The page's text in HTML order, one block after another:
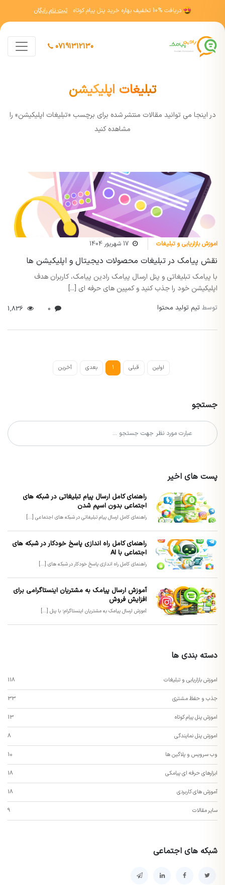
دریافت 10% تخفیف بهاره خرید پنل پیام کوتاه ثبت نام رایگان
07191312130
تبلیغات اپلیکیشن
در اينجا مي توانيد مقالات منتشر شده برای برچسب «تبلیغات اپلیکیشن» را
مشاهده کنيد
اموزش بازاریابی و تبلیغات 17 شهریور 1404
نقش پیامک در تبلیغات محصولات دیجیتال و اپلیکیشن ها
با پیامک تبلیغاتی و پنل ارسال پیامک رادین پیامک، کاربران هدف
اپلیکیشن خود را جذب کنید و کمپین های حرفه ای [...]
توسط تیم تولید محتوا
اولین قبلی 1 بعدی آخرین
جستجو
پست های اخیر
راهنمای کامل ارسال پیام تبلیغاتی در شبکه های
اجتماعی بدون اسپم شدن
راهنمای کامل ارسال پیام تبلیغاتی در شبکه های اجتماعی [...]
راهنمای کامل راه اندازی پاسخ خودکار در شبکه های
اجتماعی با AI
راهنمای کامل راه اندازی پاسخ خودکار در شبکه های [...]
آموزش ارسال پیامک به مشتریان اینستاگرامی برای
افزایش فروش
آموزش ارسال پیامک به مشتریان اینستاگرام؛ با پنل [...]
دسته بندی ها
اموزش بازاریابی و تبلیغات 118
جذب و حفظ مشتری 33
اموزش پنل پیام کوتاه 13
اموزش پنل نمایندگی 8
وب سرویس و پلاگین ها 10
ابزارهای حرفه ای پیامکی 18
آموزش های کاربردی 18
سایر مقالات 9
شبکه های اجتماعی